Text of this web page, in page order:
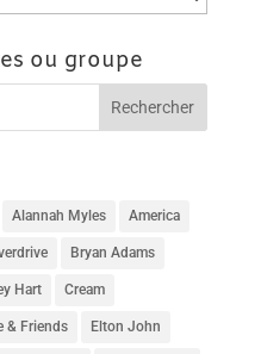
ou groupe
Alannah Myles America
Bryan Adams
Hart Cream
& Friends Elton John